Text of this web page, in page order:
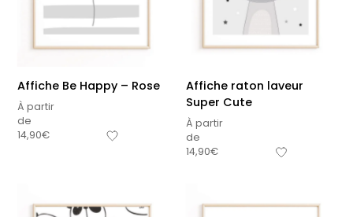
Affiche Be Happy – Rose
À partir
de
14,90€
Affiche raton laveur
Super Cute
À partir
de
14,90€